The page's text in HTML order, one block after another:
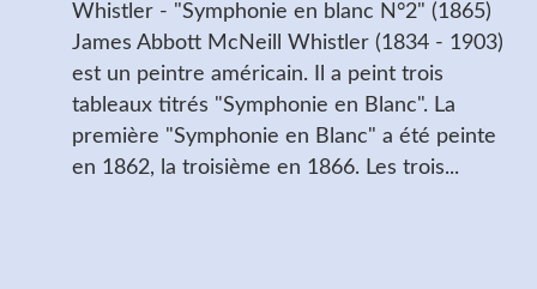
Whistler - "Symphonie en blanc N°2" (1865)
James Abbott McNeill Whistler (1834 - 1903)
est un peintre américain. Il a peint trois
tableaux titrés "Symphonie en Blanc". La
première "Symphonie en Blanc" a été peinte
en 1862, la troisième en 1866. Les trois...